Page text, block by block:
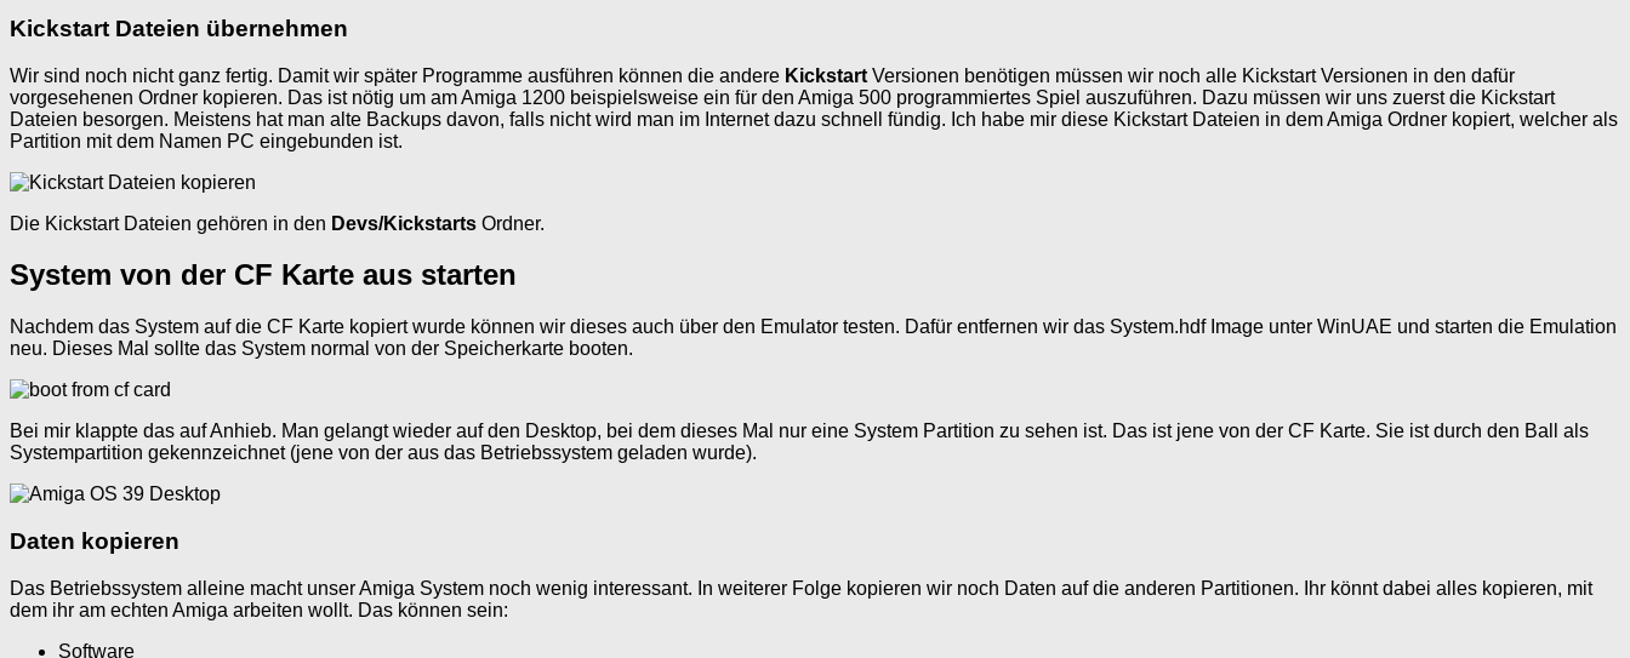
Kickstart Dateien übernehmen
Wir sind noch nicht ganz fertig. Damit wir später Programme ausführen können die andere Kickstart Versionen benötigen müssen wir noch alle Kickstart Versionen in den dafür
vorgesehenen Ordner kopieren. Das ist nötig um am Amiga 1200 beispielsweise ein für den Amiga 500 programmiertes Spiel auszuführen. Dazu müssen wir uns zuerst die Kickstart
Dateien besorgen. Meistens hat man alte Backups davon, falls nicht wird man im Internet dazu schnell fündig. Ich habe mir diese Kickstart Dateien in dem Amiga Ordner kopiert, welcher als
Partition mit dem Namen PC eingebunden ist.
Die Kickstart Dateien gehören in den Devs/Kickstarts Ordner.
System von der CF Karte aus starten
Nachdem das System auf die CF Karte kopiert wurde können wir dieses auch über den Emulator testen. Dafür entfernen wir das System.hdf Image unter WinUAE und starten die Emulation
neu. Dieses Mal sollte das System normal von der Speicherkarte booten.
Bei mir klappte das auf Anhieb. Man gelangt wieder auf den Desktop, bei dem dieses Mal nur eine System Partition zu sehen ist. Das ist jene von der CF Karte. Sie ist durch den Ball als
Systempartition gekennzeichnet (jene von der aus das Betriebssystem geladen wurde).
Daten kopieren
Das Betriebssystem alleine macht unser Amiga System noch wenig interessant. In weiterer Folge kopieren wir noch Daten auf die anderen Partitionen. Ihr könnt dabei alles kopieren, mit
dem ihr am echten Amiga arbeiten wollt. Das können sein:
Software